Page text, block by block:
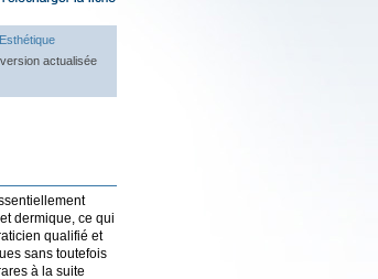
actualisée
dermique, ce qui
qualifié et
sans toutefois
à la suite